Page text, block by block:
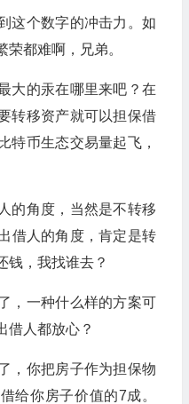
这个数字的冲击力。如
都难啊，兄弟。
大的汞在哪里来吧？在
转移资产就可以担保借
特币生态交易量起飞，
的角度，当然是不转移
借人的角度，肯定是转
钱，我找谁去？
，一种什么样的方案可
借人都放心？
，你把房子作为担保物
给你房子价值的7成。